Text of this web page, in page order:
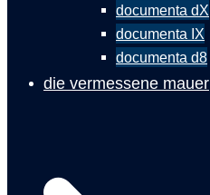
documenta dX
documenta IX
documenta d8
die vermessene mauer